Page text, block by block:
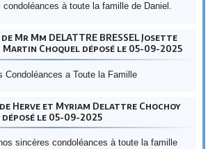
à toute la famille de Daniel.
Mr Mm DELATTRE BRESSEL Josette
Martin Choquel déposé le 05-09-2025
Condoléances a Toute la Famille
Herve et Myriam Delattre Chochoy
déposé le 05-09-2025
sincères condoléances à toute la famille